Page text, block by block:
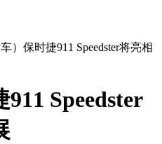
）保时捷911 Speedster将亮相
911 Speedster